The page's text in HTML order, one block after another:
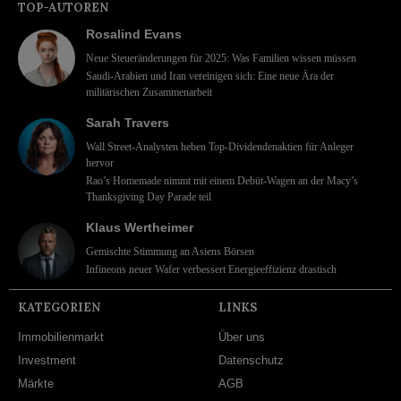
TOP-AUTOREN
Rosalind Evans
Neue Steueränderungen für 2025: Was Familien wissen müssen
Saudi-Arabien und Iran vereinigen sich: Eine neue Ära der
militärischen Zusammenarbeit
Sarah Travers
Wall Street-Analysten heben Top-Dividendenaktien für Anleger
hervor
Rao’s Homemade nimmt mit einem Debüt-Wagen an der Macy’s
Thanksgiving Day Parade teil
Klaus Wertheimer
Gemischte Stimmung an Asiens Börsen
Infineons neuer Wafer verbessert Energieeffizienz drastisch
KATEGORIEN
Immobilienmarkt
Investment
Märkte
LINKS
Über uns
Datenschutz
AGB